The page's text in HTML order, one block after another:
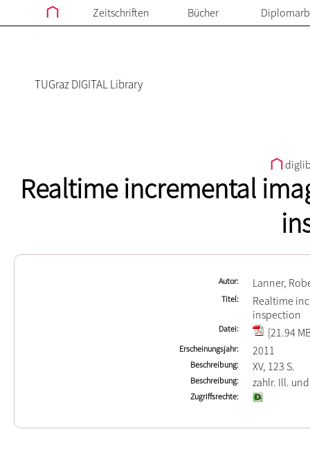
Zeitschriften Bücher
TUGraz DIGITAL Library
Realtime incremental
Autor Lanner,
Titel
Realtime
inspection
Datei [21.94
Erscheinungsjahr 2011
Beschreibung XV, 123 S.
Beschreibung zahlr. Ill.
Zugriffsrechte